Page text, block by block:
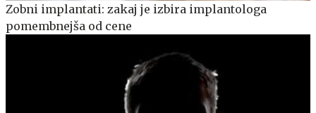
Zobni implantati: zakaj je izbira implantologa
pomembnejša od cene